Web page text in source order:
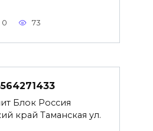
0 73
Блок Россия
край Таманская ул.